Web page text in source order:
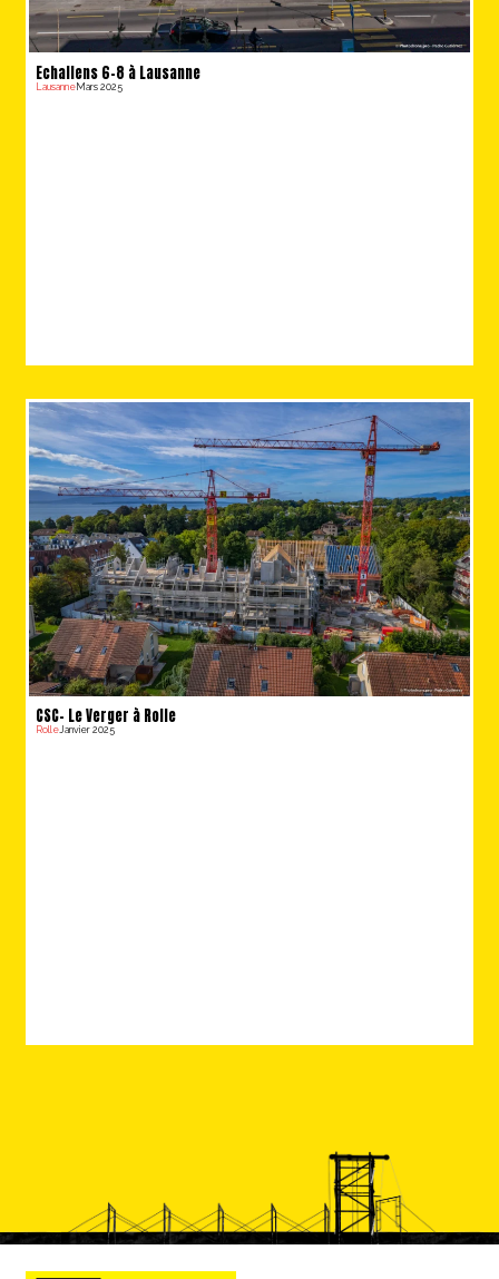
Echallens 6-8 à Lausanne
LausanneMars 2025
CSC- Le Verger à Rolle
RolleJanvier 2025